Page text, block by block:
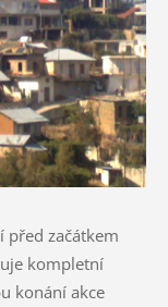
před začátkem
kompletní
konání akce